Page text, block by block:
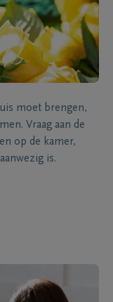
moet brengen,
Vraag aan de
op de kamer,
is.